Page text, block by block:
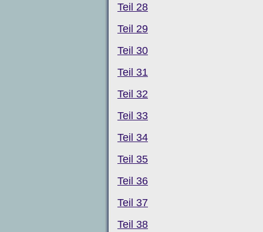
Teil 28
Teil 29
Teil 30
Teil 31
Teil 32
Teil 33
Teil 34
Teil 35
Teil 36
Teil 37
Teil 38